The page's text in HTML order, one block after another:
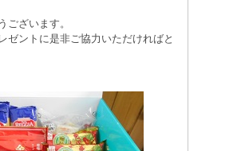
ざいます。
ゼントに是非ご協力いただければと